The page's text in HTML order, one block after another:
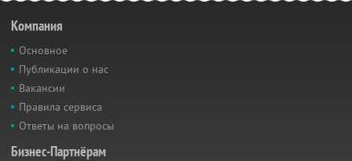
Компания
Основное
Публикации о нас
Вакансии
Правила сервиса
Ответы на вопросы
Бизнес-Партнёрам